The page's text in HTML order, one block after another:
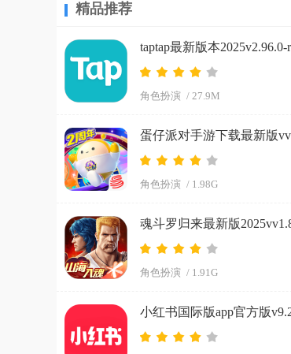
精品推荐
角色扮演 / 27.9M
角色扮演 / 1.98G
角色扮演 / 1.91G